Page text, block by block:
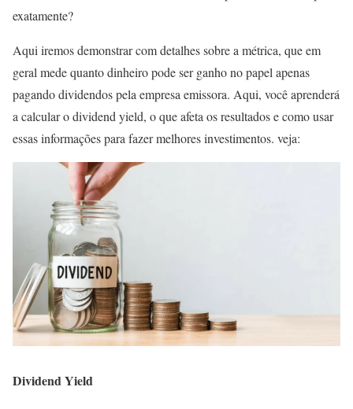
exatamente?
Aqui iremos demonstrar com detalhes sobre a métrica, que em
geral mede quanto dinheiro pode ser ganho no papel apenas
pagando dividendos pela empresa emissora. Aqui, você aprenderá
a calcular o dividend yield, o que afeta os resultados e como usar
essas informações para fazer melhores investimentos. veja:
Dividend Yield